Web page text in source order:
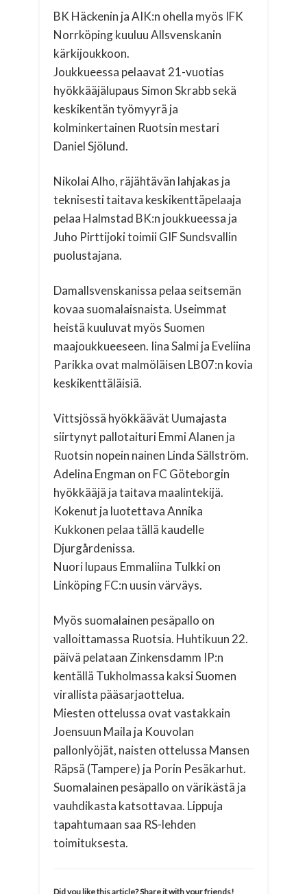
BK Häckenin ja AIK:n ohella myös IFK
Norrköping kuuluu Allsvenskanin
kärkijoukkoon.
Joukkueessa pelaavat 21-vuotias
hyökkääjälupaus Simon Skrabb sekä
keskikentän työmyyrä ja
kolminkertainen Ruotsin mestari
Daniel Sjölund.
Nikolai Alho, räjähtävän lahjakas ja
teknisesti taitava keskikenttäpelaaja
pelaa Halmstad BK:n joukkueessa ja
Juho Pirttijoki toimii GIF Sundsvallin
puolustajana.
Damallsvenskanissa pelaa seitsemän
kovaa suomalaisnaista. Useimmat
heistä kuuluvat myös Suomen
maajoukkueeseen. Iina Salmi ja Eveliina
Parikka ovat malmöläisen LB07:n kovia
keskikenttäläisiä.
Vittsjössä hyökkäävät Uumajasta
siirtynyt pallotaituri Emmi Alanen ja
Ruotsin nopein nainen Linda Sällström.
Adelina Engman on FC Göteborgin
hyökkääjä ja taitava maalintekijä.
Kokenut ja luotettava Annika
Kukkonen pelaa tällä kaudelle
Djurgårdenissa.
Nuori lupaus Emmaliina Tulkki on
Linköping FC:n uusin värväys.
Myös suomalainen pesäpallo on
valloittamassa Ruotsia. Huhtikuun 22.
päivä pelataan Zinkensdamm IP:n
kentällä Tukholmassa kaksi Suomen
virallista pääsarjaottelua.
Miesten ottelussa ovat vastakkain
Joensuun Maila ja Kouvolan
pallonlyöjät, naisten ottelussa Mansen
Räpsä (Tampere) ja Porin Pesäkarhut.
Suomalainen pesäpallo on värikästä ja
vauhdikasta katsottavaa. Lippuja
tapahtumaan saa RS-lehden
toimituksesta.
Did you like this article? Share it with your friends!